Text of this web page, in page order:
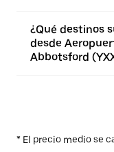
¿Qué destinos
desde
Abbotsford
* El precio medio se